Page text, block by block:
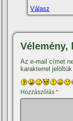
Válasz
Vélemény,
Az e-mail címet
karakterrel jelöltük
Hozzászólás*